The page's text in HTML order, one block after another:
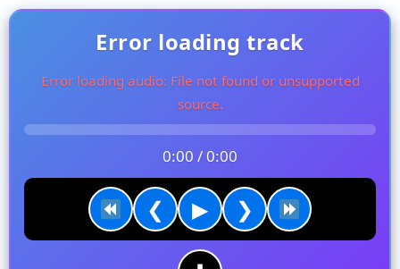
Error loading track
Error loading audio: File not found or unsupported
source.
0:00 / 0:00
❮ ▶ ❯